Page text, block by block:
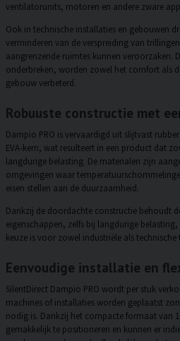
ventilatorunits, motoren en andere zware
Ook in technische installaties en gebouwen
verminderen van de verspreiding van
aangrenzende ruimtes kunnen veroorzaken.
onderbreken, worden zowel het comfort als
gebouw verbeterd.
Robuuste constructie met
Dampio PRO is vervaardigd uit slijtvast
EVA-kern, wat resulteert in een product dat
langdurige belasting. De materialen zijn
omgevingen waar
eisen stellen aan de duurzaamheid.
Dankzij de doordachte constructie behoudt
eigenschappen, zelfs bij langdurige
keuze is voor zowel industriële als technische
Eenvoudige installatie en
SilentDirect Dampio PRO wordt per stuk
machines of installaties worden geplaatst
nodig is. Dankzij het compacte formaat van
gemakkelijk te positioneren en kunnen er